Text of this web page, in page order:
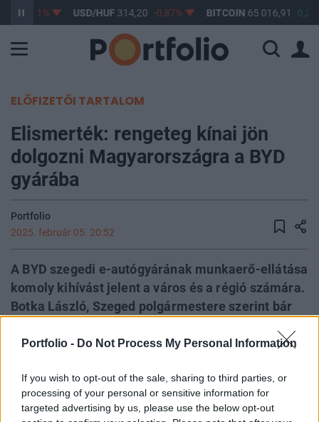
Portfolio - Do Not Process My Personal Information
If you wish to opt-out of the sale, sharing to third parties, or
processing of your personal or sensitive information for
targeted advertising by us, please use the below opt-out
-0,61% USD/HUF 314,20 -0,87% BITCOIN 65 016,91 0,2%
ELŐFIZETŐI TARTALOM
Elismerték: rengeteg kínai jön
dolgozni Magyarországra a BYD
gyárába
Portfolio
2025. február 05. 20:52
A BYD szegedi e-autógyárának munkaerő-ellátása
komoly kihívást jelent a város és a régió számára.
Botka László, Szeged polgármestere szerint bár
áll rendelkezésre, várhatóan külföldi
működtetéséhez - írta az Index.
A tervek szerint tízezer főt foglalkoztató üzem